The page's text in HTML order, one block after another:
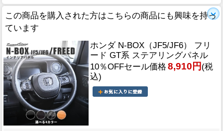
この商品を購入された方はこちらの商品にも興味を持っ
ています
ホンダ N-BOX（JF5/JF6） フリ
ード GT系 ステアリングパネル
10％OFFセール価格 8,910円 (税
込)